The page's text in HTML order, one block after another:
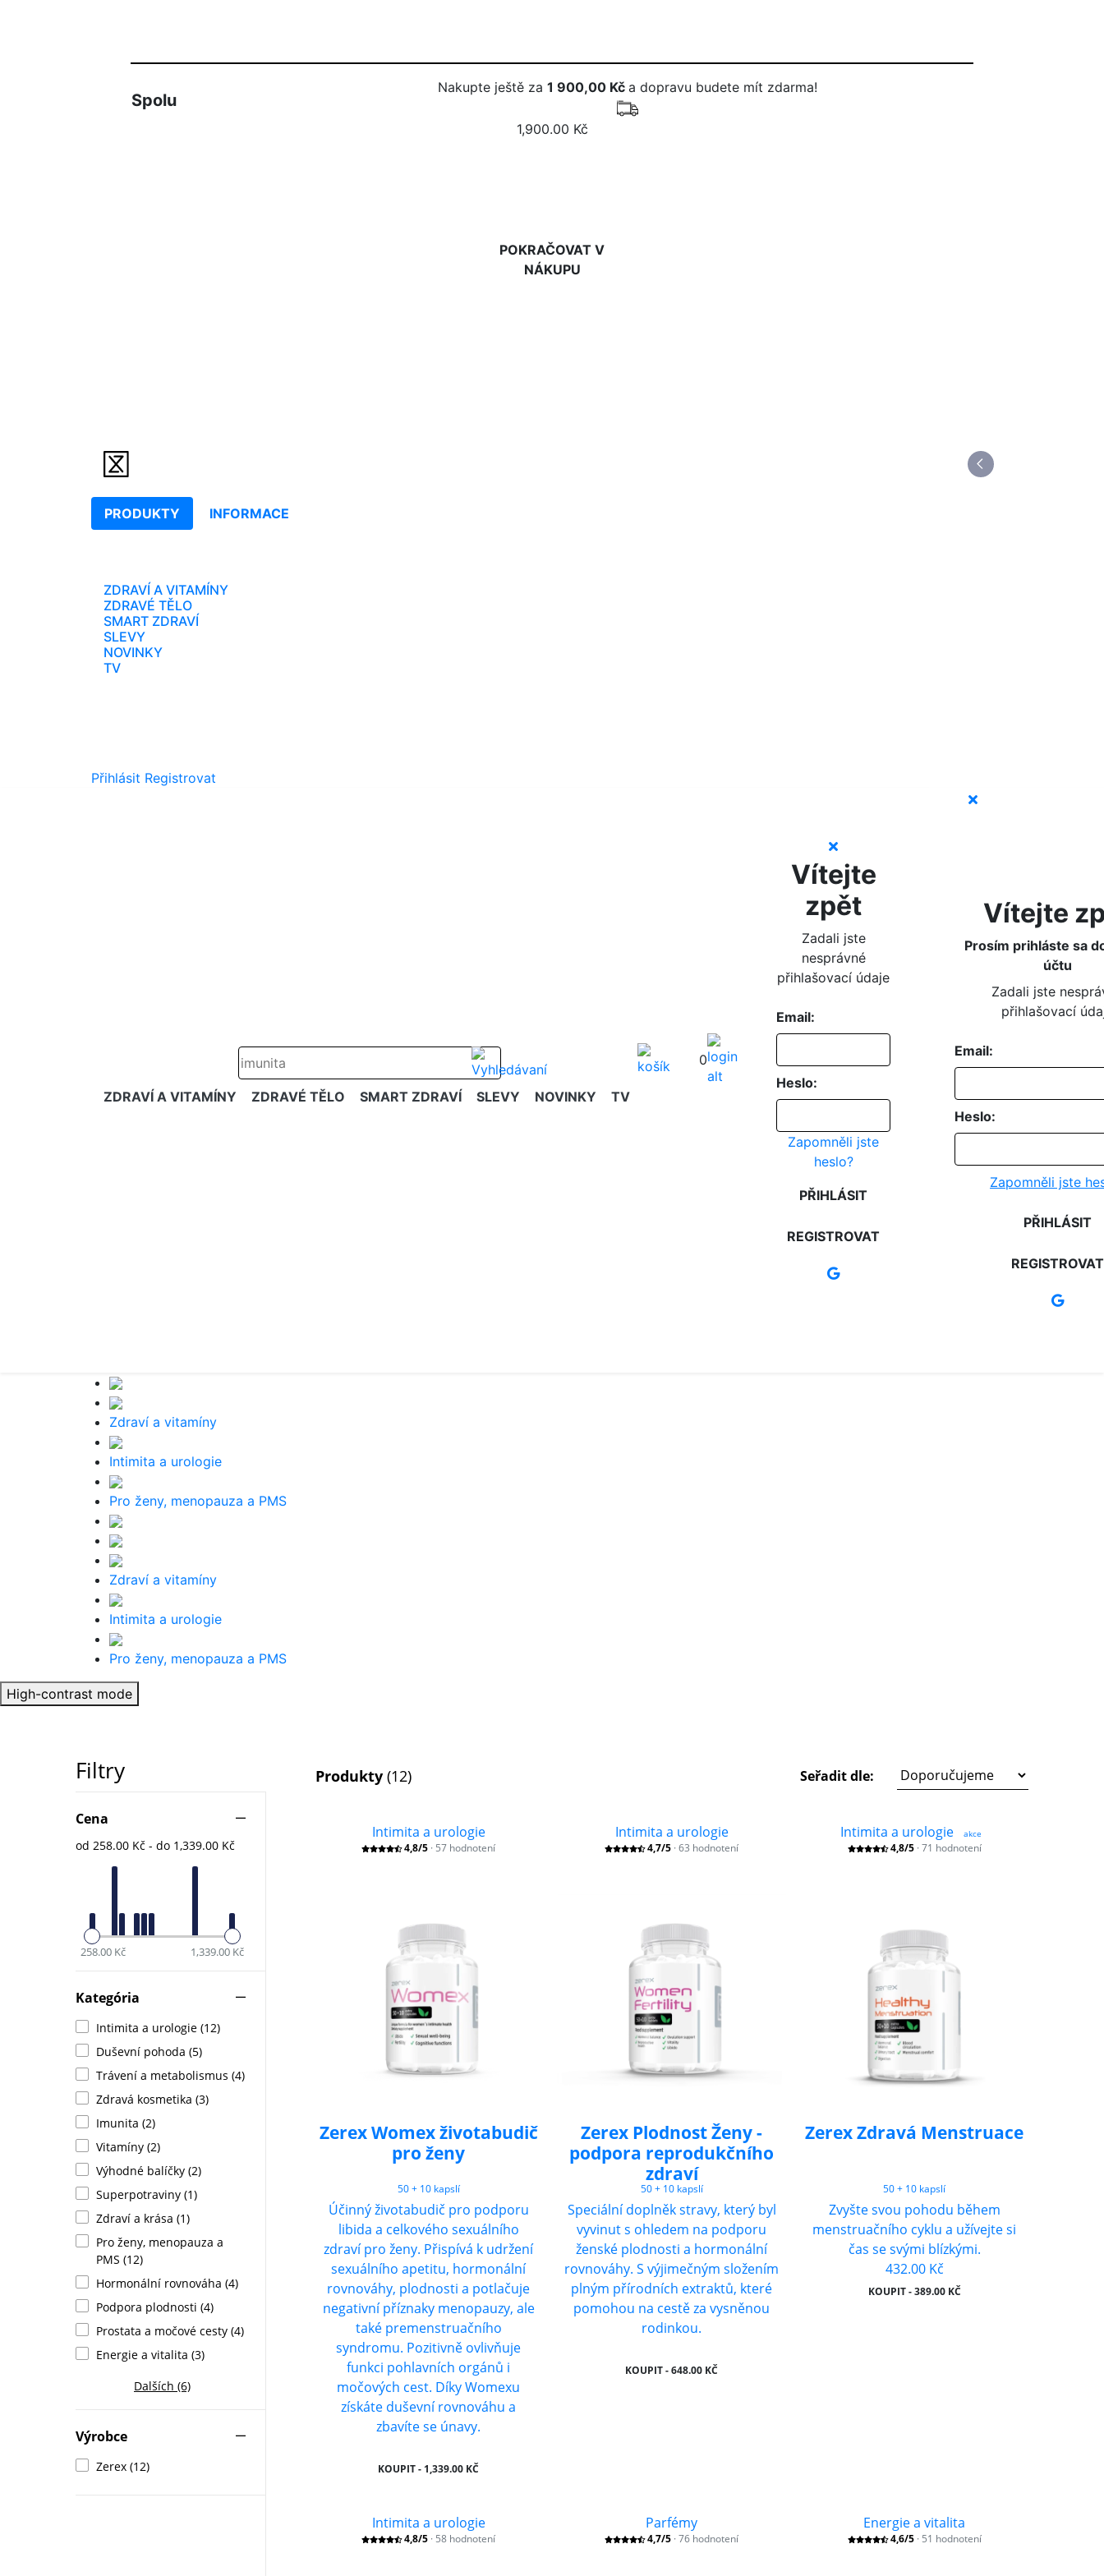
Spolu
Nakupte ještě za 1 900,00 Kč a dopravu budete mít zdarma!
1,900.00 Kč
POKRAČOVAT V
NÁKUPU
PRODUKTY INFORMACE
ZDRAVÍ A VITAMÍNY
ZDRAVÉ TĚLO
SMART ZDRAVÍ
SLEVY
NOVINKY
TV
Přihlásit Registrovat
ZDRAVÍ A VITAMÍNY ZDRAVÉ TĚLO SMART ZDRAVÍ SLEVY NOVINKY TV
0
Vítejte
zpět
Zadali jste
nesprávné
přihlašovací údaje
Email:
Heslo:
Zapomněli jste
heslo?
PŘIHLÁSIT
REGISTROVAT
Vítejte
Prosím prihláste sa
účtu
Zadali jste
přihlašovací
Email:
Heslo:
Zapomněli jste
PŘIHLÁSIT
REGISTROVAT
Zdraví a vitamíny
Intimita a urologie
Pro ženy, menopauza a PMS
Zdraví a vitamíny
Intimita a urologie
Pro ženy, menopauza a PMS
High-contrast mode
Filtry
Cena
od 258.00 Kč - do 1,339.00 Kč
258.00 Kč 1,339.00 Kč
Kategória
Intimita a urologie (12)
Duševní pohoda (5)
Trávení a metabolismus (4)
Zdravá kosmetika (3)
Imunita (2)
Vitamíny (2)
Výhodné balíčky (2)
Superpotraviny (1)
Zdraví a krása (1)
Pro ženy, menopauza a
PMS (12)
Hormonální rovnováha (4)
Podpora plodnosti (4)
Prostata a močové cesty (4)
Energie a vitalita (3)
Dalších (6)
Výrobce
Zerex (12)
Seřadit dle:
Produkty (12)
Intimita a urologie
4,8/5 · 57 hodnotení
Zerex Womex životabudič
pro ženy
50 + 10 kapslí
Účinný životabudič pro podporu
libida a celkového sexuálního
zdraví pro ženy. Přispívá k udržení
sexuálního apetitu, hormonální
rovnováhy, plodnosti a potlačuje
negativní příznaky menopauzy, ale
také premenstruačního
syndromu. Pozitivně ovlivňuje
funkci pohlavních orgánů i
močových cest. Díky Womexu
získáte duševní rovnováhu a
zbavíte se únavy.
KOUPIT - 1,339.00 KČ
Intimita a urologie
4,7/5 · 63 hodnotení
Zerex Plodnost Ženy -
podpora reprodukčního
zdraví
50 + 10 kapslí
Speciální doplněk stravy, který byl
vyvinut s ohledem na podporu
ženské plodnosti a hormonální
rovnováhy. S výjimečným složením
plným přírodních extraktů, které
pomohou na cestě za vysněnou
rodinkou.
KOUPIT - 648.00 KČ
Intimita a urologie akce
4,8/5 · 71 hodnotení
Zerex Zdravá Menstruace
50 + 10 kapslí
Zvyšte svou pohodu během
menstruačního cyklu a užívejte si
čas se svými blízkými.
432.00 Kč
KOUPIT - 389.00 KČ
Intimita a urologie
4,8/5 · 58 hodnotení
Parfémy
4,7/5 · 76 hodnotení
Energie a vitalita
4,6/5 · 51 hodnotení